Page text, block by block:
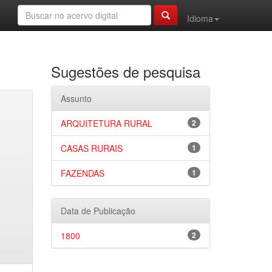
Idioma
Sugestões de pesquisa
Assunto
2
ARQUITETURA RURAL
1
CASAS RURAIS
1
FAZENDAS
Data de Publicação
2
1800